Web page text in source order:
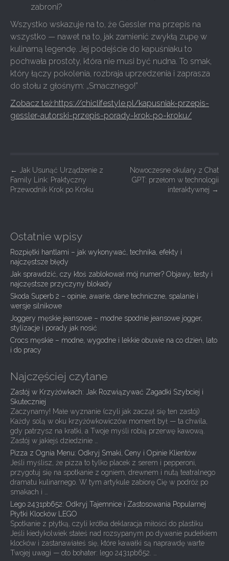
zabroni?
Wszystko wskazuje na to, że Gessler ma przepis na
wszystko — nawet na to, jak zamienić zwykłą zupę w
kulinarną legendę. Jej podejście do kapuśniaku to
pochwała prostoty, która nie musi być nudna. To smak,
który łączy pokolenia, rozbraja uprzedzenia i zaprasza
do stołu z głośnym: „Smacznego!”
Zobacz też:https://chiclifestyle.pl/kapusniak-przepis-
gessler-autorski-przepis-porady-krok-po-kroku/
P
o
n
a
v
i
g
a
t
i
o
←
Jak Usunąć Urządzenie z
Family Link: Praktyczny
Przewodnik Krok po Kroku
Nowoczesne okulary z Chat
GPT: przełom w technologii
interaktywnej →
Ostatnie wpisy
Rozpiętki hantlami – jak wykonywać, technika, efekty i
najczęstsze błędy
Jak sprawdzić, czy ktoś zablokował mój numer? Objawy, testy i
najczęstsze przyczyny blokady
Skoda Superb 2 – opinie, awarie, dane techniczne, spalanie i
wersje silnikowe
Joggery męskie jeansowe – modne spodnie jeansowe jogger,
stylizacje i porady jak nosić
Crocs męskie – modne, wygodne i lekkie obuwie na co dzień, lato
i do pracy
Najczęściej czytane
Zastój w Krzyżówkach: Jak Rozwiązywać Zagadki Szybciej i
Skuteczniej
Zaczynamy! Małe wyznanie (czyli jak zaczął się ten zastój)
Każdy solą w oku krzyżówkowiczów moment był — ta chwila,
gdy patrzysz na kratki, a Twoje myśli robią przerwę kawową.
Zastój w jakiejś dziedzinie …
Pizza z Ognia Menu: Odkryj Smaki, Ceny i Opinie Klientów
Jeśli myślisz, że pizza to tylko placek z serem i pepperoni,
przygotuj się na spotkanie z ogniem, drewnem i nutą teatralnego
dramatu kulinarnego. W tym artykule zabiorę Cię w podróż po
smakach i …
Lego 2431pb652: Odkryj Tajemnice i Zastosowania Popularnej
Płytki Klocków LEGO
Spotkanie z płytką, czyli krótka deklaracja miłości do plastiku
Jeśli kiedykolwiek stałeś nad rozsypanym po dywanie pudełkiem
klocków i zastanawiałeś się, które kawałki są naprawdę warte
Twojej uwagi — oto bohater: lego 2431pb652. …